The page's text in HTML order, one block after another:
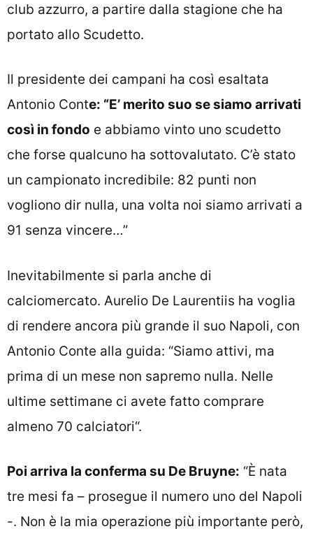
club azzurro, a partire dalla stagione che ha
portato allo Scudetto.
Il presidente dei campani ha così esaltata
Antonio Conte: “E’ merito suo se siamo arrivati
così in fondo e abbiamo vinto uno scudetto
che forse qualcuno ha sottovalutato. C’è stato
un campionato incredibile: 82 punti non
vogliono dir nulla, una volta noi siamo arrivati a
91 senza vincere…”
Inevitabilmente si parla anche di
calciomercato. Aurelio De Laurentiis ha voglia
di rendere ancora più grande il suo Napoli, con
Antonio Conte alla guida: “Siamo attivi, ma
prima di un mese non sapremo nulla. Nelle
ultime settimane ci avete fatto comprare
almeno 70 calciatori“.
Poi arriva la conferma su De Bruyne: “È nata
tre mesi fa – prosegue il numero uno del Napoli
-. Non è la mia operazione più importante però,